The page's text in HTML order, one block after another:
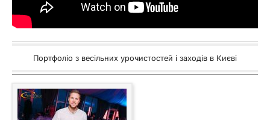
Портфоліо з весільних урочистостей і заходів в Києві